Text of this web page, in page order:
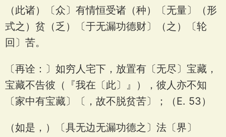
（此诸）〔众〕有情恒受诸（种）〔无量〕（形
式之）贫（乏）〔于无漏功德财〕（之）〔轮
回〕苦。
〔再诠：〕如穷人宅下，放置有〔无尽〕宝藏，
宝藏不告彼（『我在〔此〕』），彼人亦不知
〔家中有宝藏〕〔，故不脱贫苦〕；（E. 53）
（如是，）〔具无边无漏功德之〕法〔界〕